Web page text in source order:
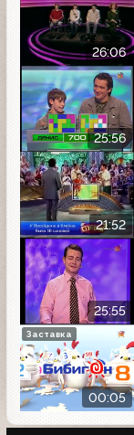
26:06
25:56
21:52
25:55
00:05
Заставка